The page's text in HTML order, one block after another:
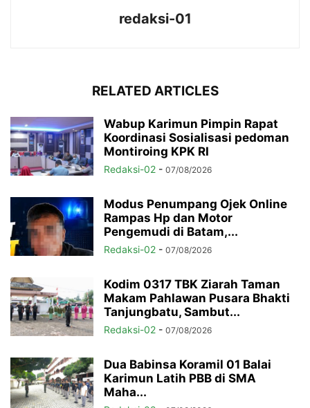
redaksi-01
RELATED ARTICLES
Wabup Karimun Pimpin Rapat
Koordinasi Sosialisasi pedoman
Montiroing KPK RI
Redaksi-02 - 07/08/2026
Modus Penumpang Ojek Online
Rampas Hp dan Motor
Pengemudi di Batam,...
Redaksi-02 - 07/08/2026
Kodim 0317 TBK Ziarah Taman
Makam Pahlawan Pusara Bhakti
Tanjungbatu, Sambut...
Redaksi-02 - 07/08/2026
Dua Babinsa Koramil 01 Balai
Karimun Latih PBB di SMA
Maha...